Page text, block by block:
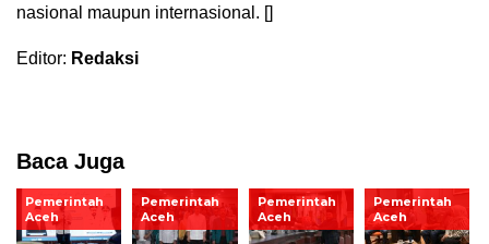
nasional maupun internasional. []
Editor: Redaksi
Baca Juga
Pemerintah
Aceh
Pemerintah
Aceh
Pemerintah
Aceh
Pemerintah
Aceh